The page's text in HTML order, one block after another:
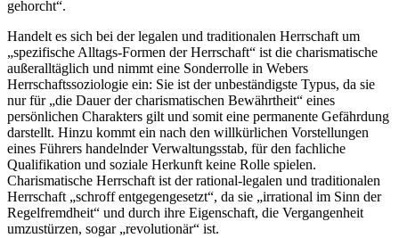
gehorcht“.
Handelt es sich bei der legalen und traditionalen Herrschaft um
„spezifische Alltags-Formen der Herrschaft“ ist die charismatische
außeralltäglich und nimmt eine Sonderrolle in Webers
Herrschaftssoziologie ein: Sie ist der unbeständigste Typus, da sie
nur für „die Dauer der charismatischen Bewährtheit“ eines
persönlichen Charakters gilt und somit eine permanente Gefährdung
darstellt. Hinzu kommt ein nach den willkürlichen Vorstellungen
eines Führers handelnder Verwaltungsstab, für den fachliche
Qualifikation und soziale Herkunft keine Rolle spielen.
Charismatische Herrschaft ist der rational-legalen und traditionalen
Herrschaft „schroff entgegengesetzt“, da sie „irrational im Sinn der
Regelfremdheit“ und durch ihre Eigenschaft, die Vergangenheit
umzustürzen, sogar „revolutionär“ ist.